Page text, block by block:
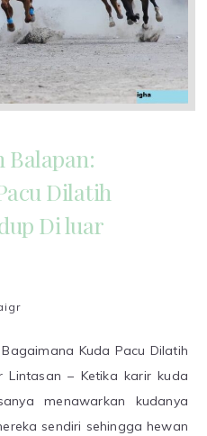
Balapan:
Dilatih
Di luar
Kuda Pacu Dilatih
Lintasan – Ketika karir kuda
menawarkan kudanya
sendiri sehingga hewan